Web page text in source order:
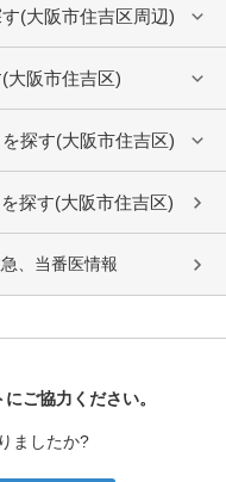
(大阪市住吉区周辺)
大阪市住吉区)
探す(大阪市住吉区)
探す(大阪市住吉区)
、当番医情報
ご協力ください。
ましたか?